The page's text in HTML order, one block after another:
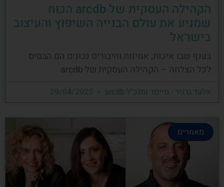
הקהילה העסקית של arcdb הכוח
שמניע את עולם הבנייה השיפוץ והעיצוב
בישראל
בענף שבו איכות, אמינות וחיבורים נכונים הם הבסיס
לכל הצלחה – הקהילה העסקית של arcdb
אלעד גרגיר - מייסד ומנכ"ל arcdb
מאמרים